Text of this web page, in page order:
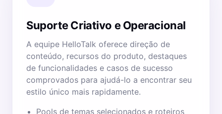
Suporte Criativo e Operacional
A equipe HelloTalk oferece direção de
conteúdo, recursos do produto, destaques
de funcionalidades e casos de sucesso
comprovados para ajudá-lo a encontrar seu
estilo único mais rapidamente.
Pools de temas selecionados e roteiros